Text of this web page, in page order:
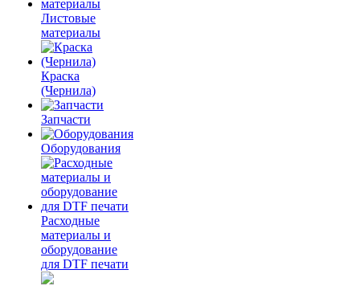
Листовые
материалы
Краска
(Чернила)
Запчасти
Оборудования
Расходные
материалы и
оборудование
для DTF печати